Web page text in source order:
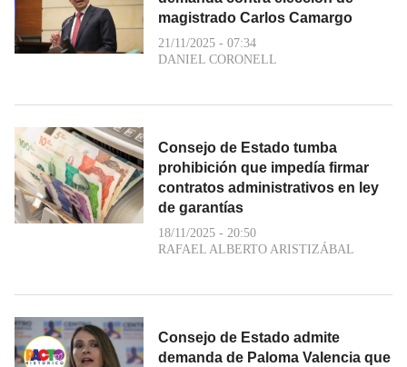
magistrado Carlos Camargo
21/11/2025 - 07:34
DANIEL CORONELL
Consejo de Estado tumba
prohibición que impedía firmar
contratos administrativos en ley
de garantías
18/11/2025 - 20:50
RAFAEL ALBERTO ARISTIZÁBAL
Consejo de Estado admite
demanda de Paloma Valencia que